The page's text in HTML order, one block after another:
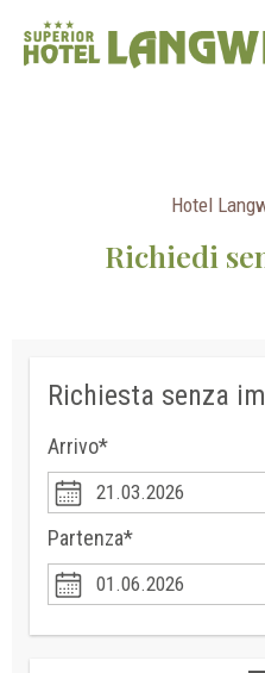
Hotel
Richiedi
Richiesta senza
Arrivo*
Partenza*